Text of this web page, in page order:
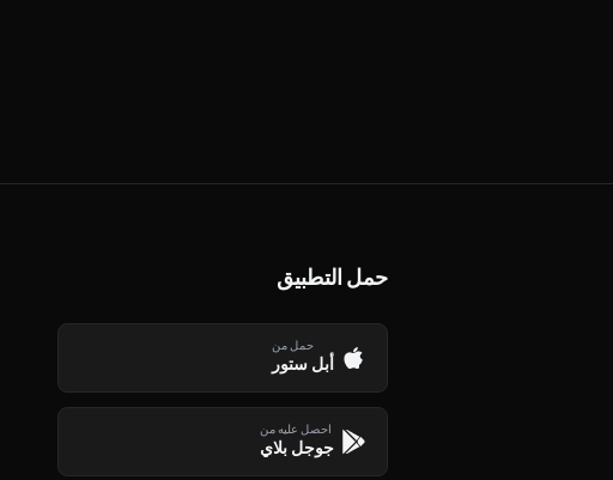
حمل التطبيق
حمل من
أبل ستور
احصل عليه من
جوجل بلاي